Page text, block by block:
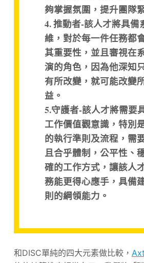
夠掌握氛圍，提升團隊
4. 推動者-該人才將具備
維，對於每一件任務都
其重要性，並且審視在
演的角色，因為他深知
有所改變，就可能改變
益。
5.守護者-該人才將需要
工作價值觀意識，特別
的執行準則及流程，需
且合乎體制，公平性、
確的工作方式，讓該人
務能更得心應手，具備
則的綱領能力。
和DISC單純的四大元素做比較，